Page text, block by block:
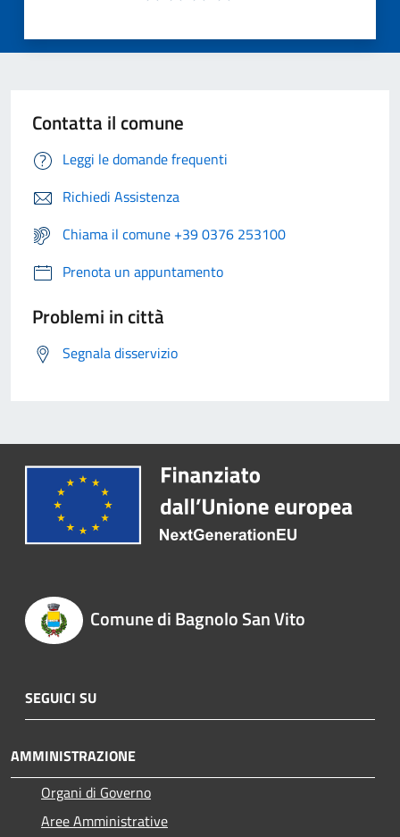
Contatta il comune
Leggi le domande frequenti
Richiedi Assistenza
Chiama il comune +39 0376 253100
Prenota un appuntamento
Problemi in città
Segnala disservizio
Comune di Bagnolo San Vito
SEGUICI SU
AMMINISTRAZIONE
Organi di Governo
Aree Amministrative